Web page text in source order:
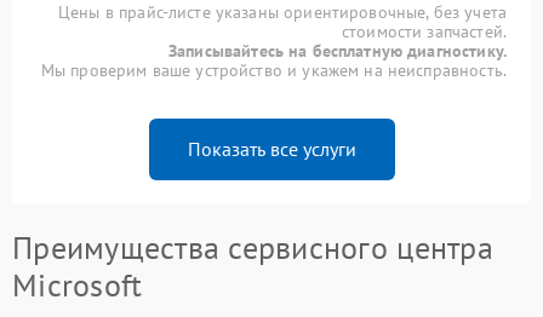
Цены в прайс-листе указаны ориентировочные, без учета
стоимости запчастей.
Записывайтесь на бесплатную диагностику.
Мы проверим ваше устройство и укажем на неисправность.
Показать все услуги
Преимущества сервисного центра
Microsoft